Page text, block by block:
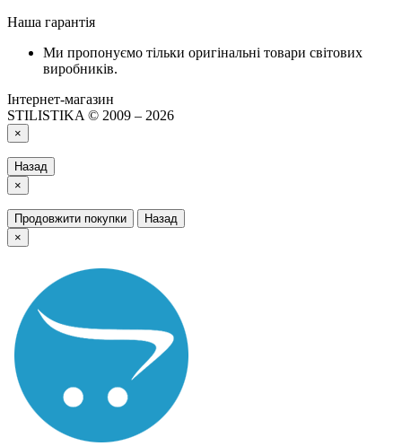
Наша гарантія
Ми пропонуємо тільки оригінальні товари світових
виробників.
Інтернет-магазин
STILISTIKA © 2009 – 2026
×
Назад
×
Продовжити покупки
Назад
×